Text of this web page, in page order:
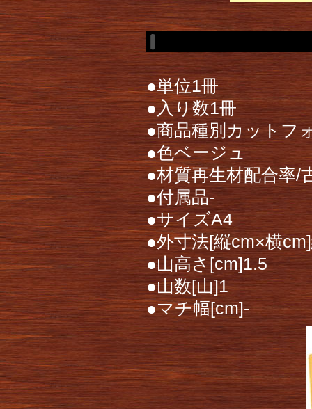
●単位1冊
●入り数1冊
●商品種別カットフ
●色ベージュ
●材質再生材配合率/
●付属品-
●サイズA4
●外寸法[縦cm×横
●山高さ[cm]1.5
●山数[山]1
●マチ幅[cm]-